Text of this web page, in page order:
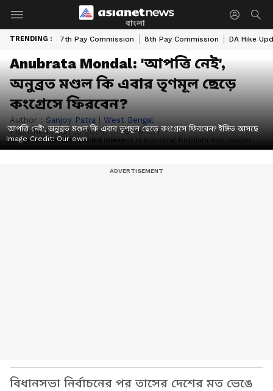
বাংলা
TRENDING : 7th Pay Commission 8th Pay Commission DA Hike
Anubrata Mondal: 'আপত্তি নেই',
অনুব্রত মণ্ডল কি এবার তৃণমূল ছেড়ে
কংগ্রেসে ফিরবেন?
Author : Sanjoy Patra | West Bengal
Published :Jun 15 2026, 01:16 PM IST
'আপত্তি নেই', অনুব্রত মণ্ডল কি এবার তৃণমূল ছেড়ে কংগ্রেসে ফিরবেন? ইঙ্গিত আসছে
Image Credit:Our own
বিধানসভা নির্বাচনের পর তাসের দেশের মত ভেঙে